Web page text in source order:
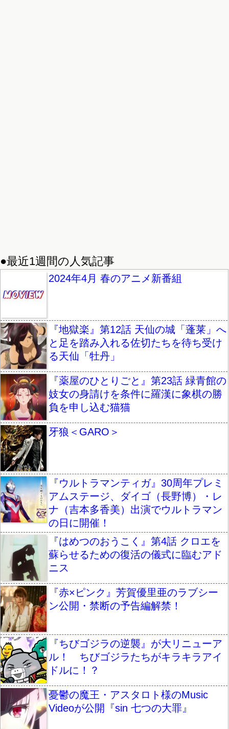
●最近1週間の人気記事
2024年4月 春のアニメ新番組
『地獄楽』第12話 天仙の城「蓬莱」へ
と足を踏み入れる佐切たちを待ち受け
る天仙「牡丹」
『薬屋のひとりごと』第23話 緑青館の
妓女の身請けを条件に羅漢に象棋の勝
負を申し込む猫猫
牙狼＜GARO＞
『ウルトラマンティガ』30周年プレミ
アムステージ、ダイゴ（長野博）・レ
ナ（吉本多香美）出演でウルトラマン
の日に開催！
『はめつのおうこく』第4話 クロエを
蘇らせるための復活の儀式に臨むアド
ニス
『赤×ピンク』芳賀優里亜のラブシー
ン公開・禁断の予告編解禁！
『ちびゴジラの逆襲』が大リニューア
ル！ ちびゴジラたちがキラキラアイ
ドルに！？
憂鬱の魔王・アスタロト様のMusic
Videoが公開『sin 七つの大罪』